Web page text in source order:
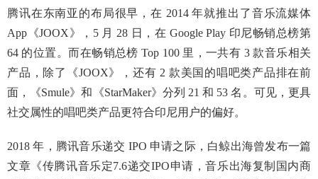
腾讯在东南亚的布局很早，在 2014 年就推出了音乐流媒体
App《JOOX》，5 月 28 日，在 Google Play 印尼畅销总榜第
64 的位置。而在畅销总榜 Top 100 里，一共有 3 款音乐相关
产品，除了《JOOX》，还有 2 款美国的唱吧类产品排在前
面，《Smule》和《StarMaker》分列 21 和 53 名。可见，更具
社交属性的唱吧类产品更符合印尼用户的偏好。
2018 年，腾讯音乐递交 IPO 申请之际，白鲸出海曾发布一篇
文章 《传腾讯音乐定7.6递交IPO申请，音乐出海复制国内商